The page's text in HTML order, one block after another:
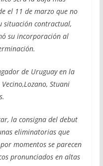
el 11 de marzo que no
situación contractual,
su incorporación al
de Uruguay en la
Stuani
la consigna del debut
eliminatorias que
momentos se parecen
pronunciados en altas